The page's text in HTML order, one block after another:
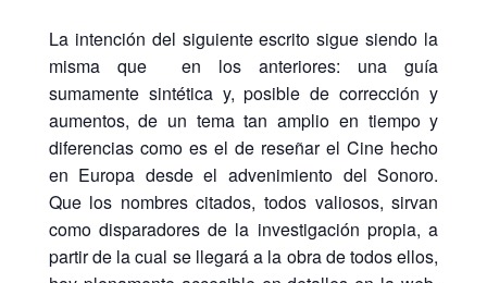
La intención del siguiente escrito sigue siendo la
misma que en los anteriores: una guía
sumamente sintética y, posible de corrección y
aumentos, de un tema tan amplio en tiempo y
diferencias como es el de reseñar el Cine hecho
en Europa desde el advenimiento del Sonoro.
Que los nombres citados, todos valiosos, sirvan
como disparadores de la investigación propia, a
partir de la cual se llegará a la obra de todos ellos,